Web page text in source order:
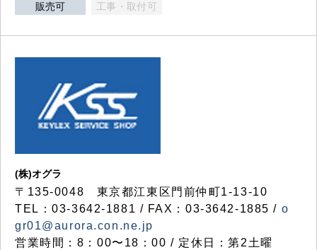
販売可 工事・取付可
(株)オグラ
〒135-0048 東京都江東区門前仲町1-13-10
TEL：03-3642-1881 / FAX：03-3642-1885 / o
gr01@aurora.con.ne.jp
営業時間：8：00〜18：00 / 定休日：第2土曜